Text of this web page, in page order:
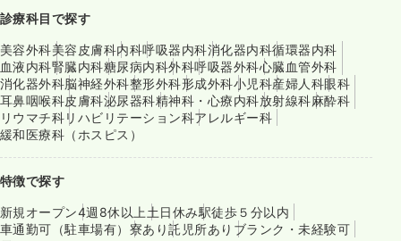
診療科目で探す
美容外科美容皮膚科内科呼吸器内科消化器内科循環器内科
血液内科腎臓内科糖尿病内科外科呼吸器外科心臓血管外科
消化器外科脳神経外科整形外科形成外科小児科産婦人科眼科
耳鼻咽喉科皮膚科泌尿器科精神科・心療内科放射線科麻酔科
リウマチ科リハビリテーション科アレルギー科
緩和医療科（ホスピス）
特徴で探す
新規オープン4週8休以上 土日休み駅徒歩５分以内
車通勤可（駐車場有） 寮あり託児所あり ブランク・未経験可